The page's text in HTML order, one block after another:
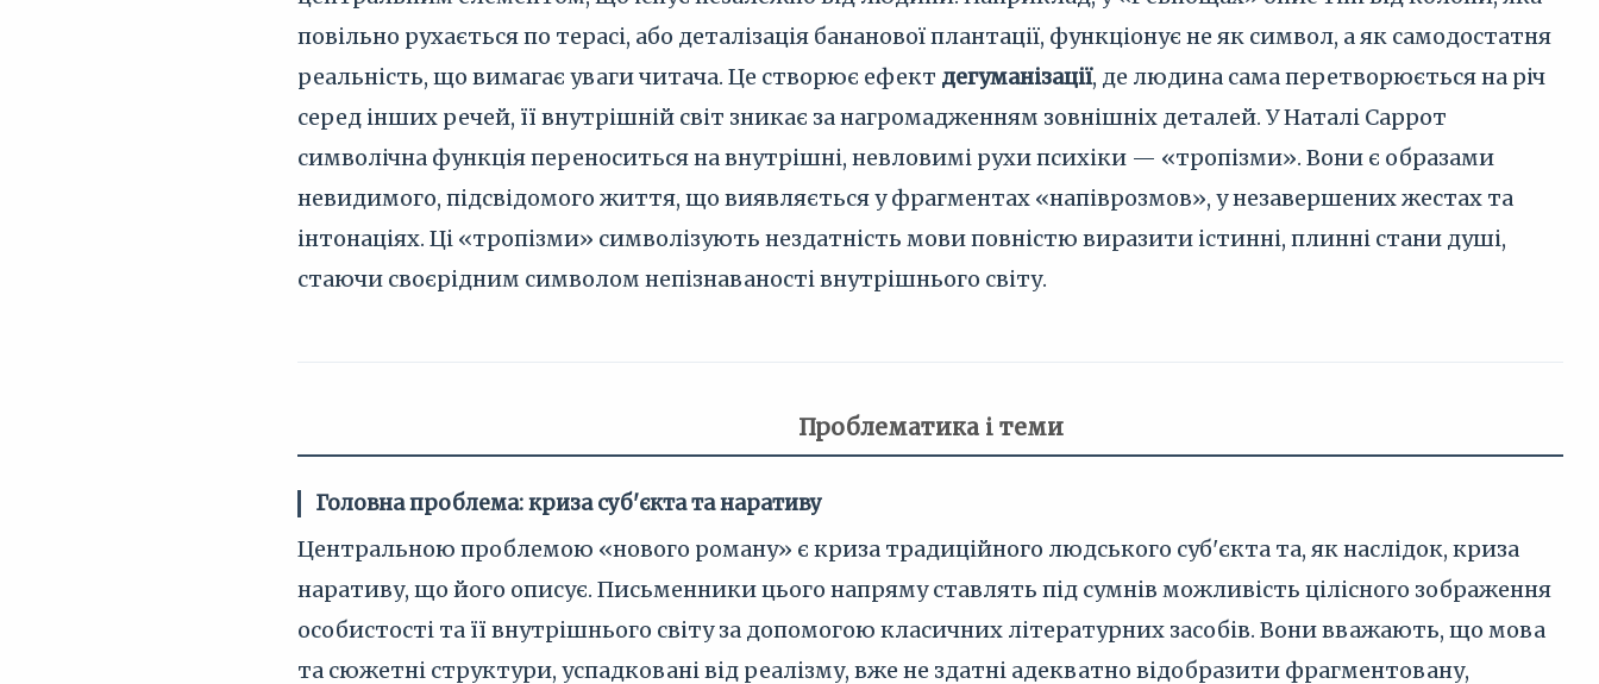
повільно рухається по терасі, або деталізація бананової плантації, функціонує не як символ, а як самодостатня
реальність, що вимагає уваги читача. Це створює ефект дегуманізації, де людина сама перетворюється на річ
серед інших речей, її внутрішній світ зникає за нагромадженням зовнішніх деталей. У Наталі Саррот
символічна функція переноситься на внутрішні, невловимі рухи психіки — «тропізми». Вони є образами
невидимого, підсвідомого життя, що виявляється у фрагментах «напіврозмов», у незавершених жестах та
інтонаціях. Ці «тропізми» символізують нездатність мови повністю виразити істинні, плинні стани душі,
стаючи своєрідним символом непізнаваності внутрішнього світу.
Проблематика і теми
Головна проблема: криза суб'єкта та наративу
Центральною проблемою «нового роману» є криза традиційного людського суб'єкта та, як наслідок, криза
наративу, що його описує. Письменники цього напряму ставлять під сумнів можливість цілісного зображення
особистості та її внутрішнього світу за допомогою класичних літературних засобів. Вони вважають, що мова
та сюжетні структури, успадковані від реалізму, вже не здатні адекватно відобразити фрагментовану,